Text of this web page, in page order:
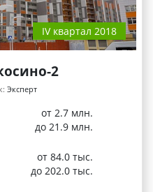
IV квартал 2018
2
Эксперт
от 2.7 млн.
до 21.9 млн.
от 84.0 тыс.
до 202.0 тыс.